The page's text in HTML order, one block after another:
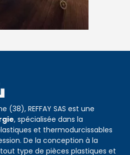
(38), REFFAY SAS est une
, spécialisée dans la
et thermodurcissables
De la conception à la
type de pièces plastiques et